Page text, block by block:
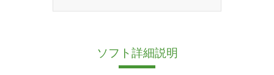
ソフト詳細説明